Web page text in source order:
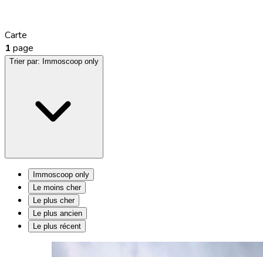
Carte
1 page
Trier par: Immoscoop only
Immoscoop only
Le moins cher
Le plus cher
Le plus ancien
Le plus récent